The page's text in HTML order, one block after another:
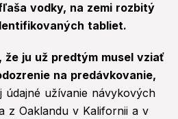
vodky, na zemi rozbitý
tabliet.
že ju už predtým musel vziať
na predávkovanie,
údajné užívanie návykových
z Oaklandu v Kalifornii a v